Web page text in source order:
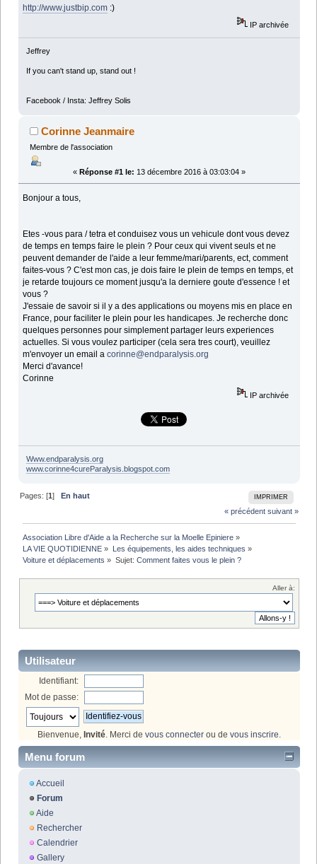
http://www.justbip.com :)
IP archivée
Jeffrey
If you can't stand up, stand out !
Facebook / Insta: Jeffrey Solis
Corinne Jeanmaire
Membre de l'association
« Réponse #1 le: 13 décembre 2016 à 03:03:04 »
Bonjour a tous,
Etes -vous para / tetra et conduisez vous un vehicule dont vous devez
de temps en temps faire le plein ? Pour ceux qui vivent seuls et ne
peuvent demander de l'aide a leur femme/mari/parents, ect, comment
faites-vous ? C'est mon cas, je dois faire le plein de temps en temps, et
je retarde toujours ce moment jusqu'a la derniere goute d'essence ! et
vous ?
J'essaie de savoir si il y a des applications ou moyens mis en place en
France, pour faciliter le plein pour les handicapes. Je recherche donc
quelques personnes pour simplement partager leurs experiences
actuelles. Si vous voulez participer (cela sera tres court), veuillez
m'envoyer un email acorinne@endparalysis.org
Merci d'avance!
Corinne
IP archivée
Www.endparalysis.org
www.corinne4cureParalysis.blogspot.com
IMPRIMER
Pages: [1]
En haut
« précédent suivant »
Association Libre d'Aide a la Recherche sur la Moelle Epiniere »
LA VIE QUOTIDIENNE » Les équipements, les aides techniques »
Voiture et déplacements » Sujet: Comment faites vous le plein ?
Aller à:
Utilisateur
Identifiant:
Mot de passe:
Bienvenue, Invité . Merci de vous connecter ou de vous inscrire
Menu forum
Accueil
Forum
Aide
Rechercher
Calendrier
Gallery